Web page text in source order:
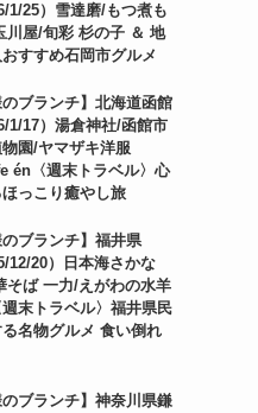
1/25）雪達磨/もつ煮も
川屋/旬彩 杉の子 ＆ 地
すすめ石岡市グルメ
のブランチ】北海道函館
1/17）湯倉神社/函館市
園/ヤマザキ洋服
én〈週末トラベル〉心
っこり癒やし旅
のブランチ】福井県
12/20）日本海さかな
そば 一力/えがわの水羊
末トラベル〉福井県民
名物グルメ 食い倒れ
のブランチ】神奈川県鎌